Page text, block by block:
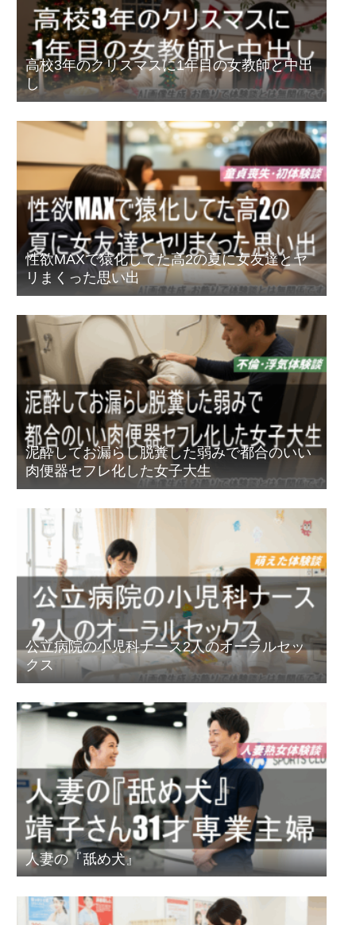
高校3年のクリスマスに1年目の女教師と中出
し
性欲MAXで猿化してた高2の夏に女友達とヤ
リまくった思い出
泥酔してお漏らし脱糞した弱みで都合のいい
肉便器セフレ化した女子大生
公立病院の小児科ナース2人のオーラルセッ
クス
人妻の『舐め犬』